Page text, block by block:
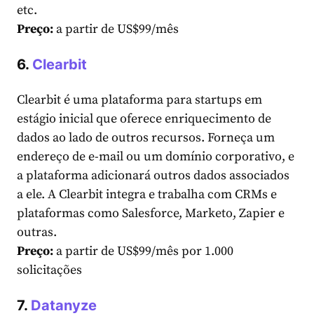
etc.
Preço: a partir de US$99/mês
6. Clearbit
Clearbit é uma plataforma para startups em
estágio inicial que oferece enriquecimento de
dados ao lado de outros recursos. Forneça um
endereço de e-mail ou um domínio corporativo, e
a plataforma adicionará outros dados associados
a ele. A Clearbit integra e trabalha com CRMs e
plataformas como Salesforce, Marketo, Zapier e
outras.
Preço: a partir de US$99/mês por 1.000
solicitações
7. Datanyze